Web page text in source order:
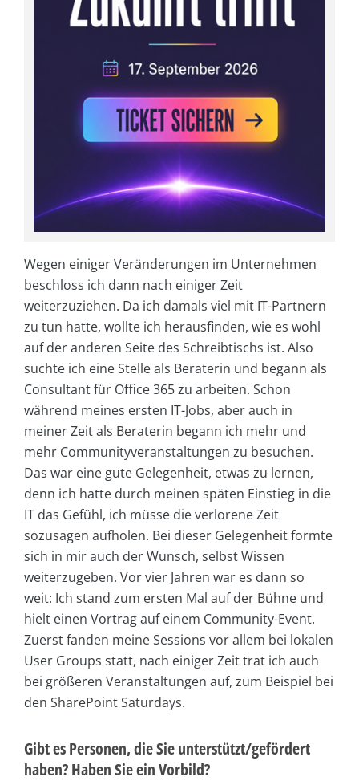
Wegen einiger Veränderungen im Unternehmen
beschloss ich dann nach einiger Zeit
weiterzuziehen. Da ich damals viel mit IT-Partnern
zu tun hatte, wollte ich herausfinden, wie es wohl
auf der anderen Seite des Schreibtischs ist. Also
suchte ich eine Stelle als Beraterin und begann als
Consultant für Office 365 zu arbeiten. Schon
während meines ersten IT-Jobs, aber auch in
meiner Zeit als Beraterin begann ich mehr und
mehr Communityveranstaltungen zu besuchen.
Das war eine gute Gelegenheit, etwas zu lernen,
denn ich hatte durch meinen späten Einstieg in die
IT das Gefühl, ich müsse die verlorene Zeit
sozusagen aufholen. Bei dieser Gelegenheit formte
sich in mir auch der Wunsch, selbst Wissen
weiterzugeben. Vor vier Jahren war es dann so
weit: Ich stand zum ersten Mal auf der Bühne und
hielt einen Vortrag auf einem Community-Event.
Zuerst fanden meine Sessions vor allem bei lokalen
User Groups statt, nach einiger Zeit trat ich auch
bei größeren Veranstaltungen auf, zum Beispiel bei
den SharePoint Saturdays.
Gibt es Personen, die Sie unterstützt/gefördert
haben? Haben Sie ein Vorbild?